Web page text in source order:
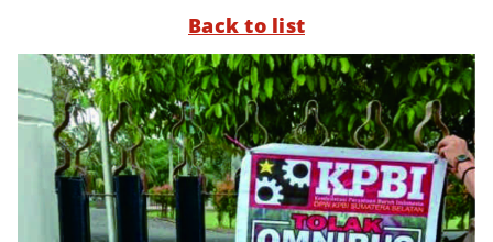
Back to list